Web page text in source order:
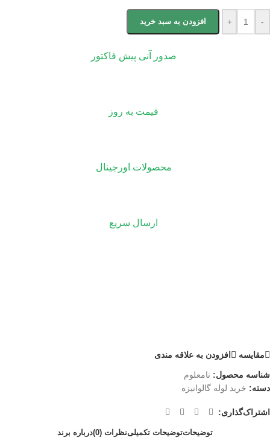
-
+ افزودن به سبد خرید
صدور آنی پیش فاکتور
قیمت به روز
محصولات اورجینال
ارسال سریع
مقايسه افزودن به علاقه مندی
شناسه محصول: نامعلوم
دسته: خرید لوله گالوانیزه
اشتراک‌گذاری:
توضیحاتتوضیحات تکمیلینظرات (0) درباره برند